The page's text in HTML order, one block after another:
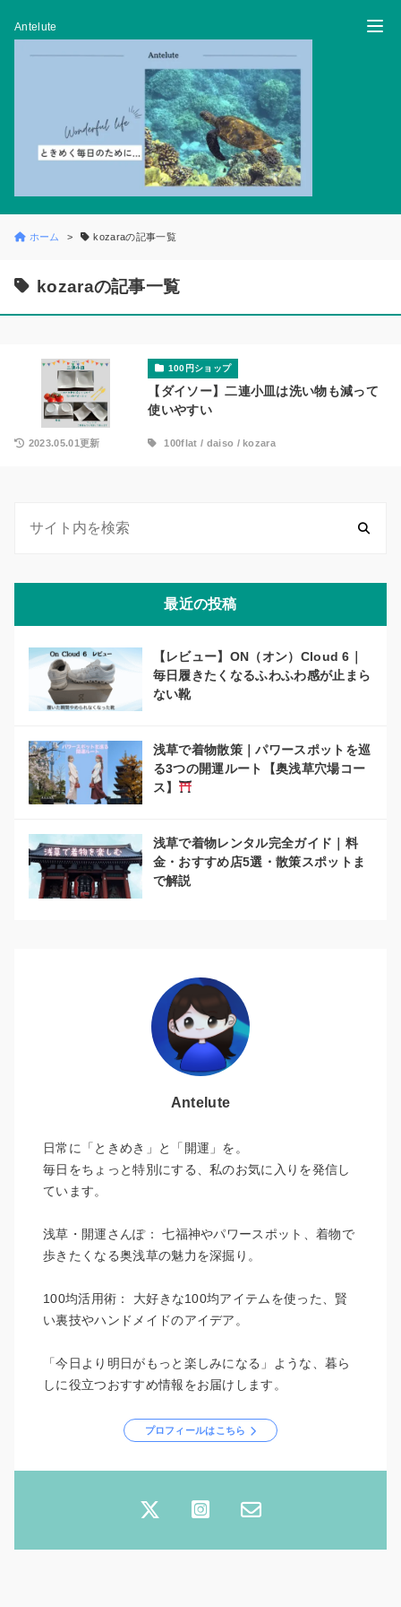
Antelute
ホーム kozaraの記事一覧
kozaraの記事一覧
100円ショップ
【ダイソー】二連小皿は洗い物も減って
使いやすい
2023.05.01更新 100flat / daiso /kozara
最近の投稿
【レビュー】ON（オン）Cloud 6｜
毎日履きたくなるふわふわ感が止まら
ない靴
浅草で着物散策｜パワースポットを巡
る3つの開運ルート【奥浅草穴場コー
ス】
浅草で着物レンタル完全ガイド｜料
金・おすすめ店5選・散策スポットま
で解説
Antelute
日常に「ときめき」と「開運」を。
毎日をちょっと特別にする、私のお気に入りを発信し
ています。
浅草・開運さんぽ： 七福神やパワースポット、着物で
歩きたくなる奥浅草の魅力を深掘り。
100均活用術： 大好きな100均アイテムを使った、賢
い裏技やハンドメイドのアイデア。
「今日より明日がもっと楽しみになる」ような、暮ら
しに役立つおすすめ情報をお届けします。
プロフィールはこちら